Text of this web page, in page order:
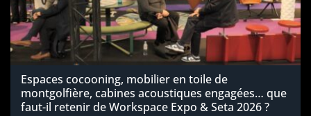
Espaces cocooning, mobilier en toile de
montgolfière, cabines acoustiques engagées… que
faut-il retenir de Workspace Expo & Seta 2026 ?